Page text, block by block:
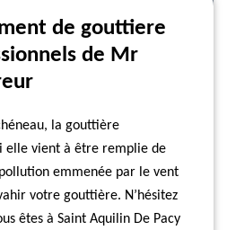
de gouttiere
de Mr
la gouttière
elle vient à être remplie de
emmenée par le vent
votre gouttière. N’hésitez
êtes à Saint Aquilin De Pacy